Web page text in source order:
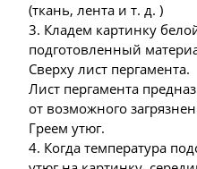
(ткань, лента и т. д. )
3. Кладем картинку
подготовленный
Сверху лист пергамента.
Лист пергамента
от возможного
Греем утюг.
4. Когда температура